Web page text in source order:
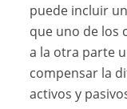
puede incluir
que uno de los
a la otra parte
compensar la
activos y